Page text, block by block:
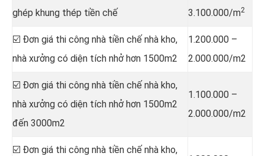
ghép khung thép tiền chế
3.100.000/m2
☑️ Đơn giá thi công nhà tiền chế nhà kho,
nhà xưởng có diện tích nhở hơn 1500m2
1.200.000 –
2.000.000/m2
☑️ Đơn giá thi công nhà tiền chế nhà kho,
nhà xưởng có diện tích nhở hơn 1500m2
đến 3000m2
1.100.000 –
2.000.000/m2
☑️ Đơn giá thi công nhà tiền chế nhà kho,